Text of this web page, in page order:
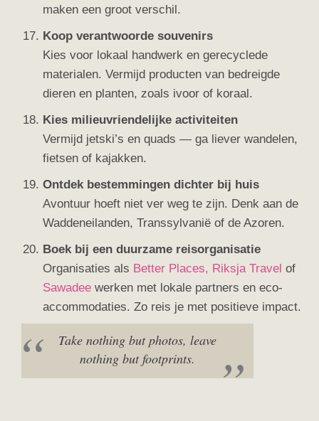
maken een groot verschil.
Koop verantwoorde souvenirs
Kies voor lokaal handwerk en gerecyclede
materialen. Vermijd producten van bedreigde
dieren en planten, zoals ivoor of koraal.
Kies milieuvriendelijke activiteiten
Vermijd jetski’s en quads — ga liever wandelen,
fietsen of kajakken.
Ontdek bestemmingen dichter bij huis
Avontuur hoeft niet ver weg te zijn. Denk aan de
Waddeneilanden, Transsylvanië of de Azoren.
Boek bij een duurzame reisorganisatie
Organisaties als Better Places, Riksja Travel of
Sawadee werken met lokale partners en eco-
accommodaties. Zo reis je met positieve impact.
Take nothing but photos, leave
nothing but footprints.